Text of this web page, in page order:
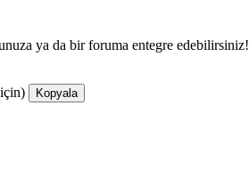
ya da bir foruma entegre edebilirsiniz!
Kopyala